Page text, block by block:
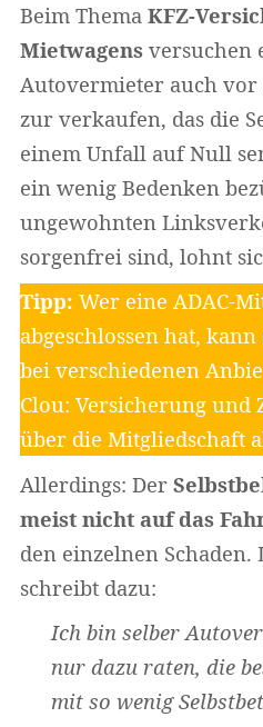
Beim Thema KFZ-
Mietwagens versuchen
Autovermieter auch vor
zur verkaufen, das die
einem Unfall auf Null
ein wenig Bedenken
ungewohnten
sorgenfrei sind, lohnt
Tipp: Wer eine ADAC-
abgeschlossen hat,
bei verschiedenen
Clou: Versicherung und
über die Mitgliedschaft
Allerdings: Der
meist nicht auf das
den einzelnen Schaden.
schreibt dazu:
Ich bin selber
nur dazu raten, die
mit so wenig